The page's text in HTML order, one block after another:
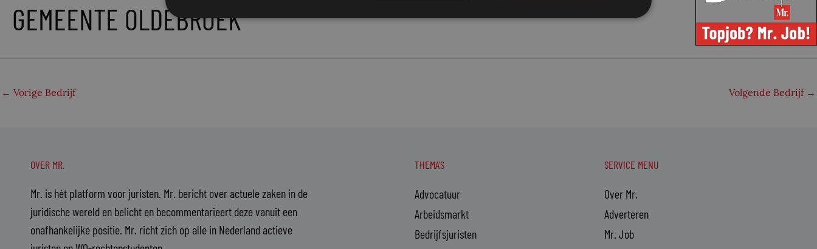
GEMEENTE OLDEBROEK
← Vorige Bedrijf Volgende Bedrijf →
OVER MR.
Mr. is hét platform voor juristen. Mr. bericht over actuele zaken in de
juridische wereld en belicht en becommentarieert deze vanuit een
onafhankelijke positie. Mr. richt zich op alle in Nederland actieve
THEMA'S
Advocatuur
Arbeidsmarkt
Bedrijfsjuristen
SERVICE MENU
Over Mr.
Adverteren
Mr. Job